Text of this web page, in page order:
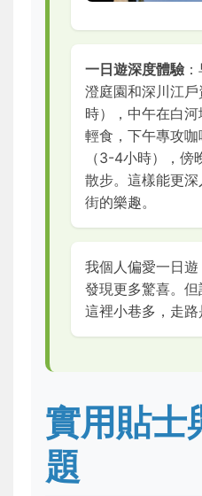
一日遊深度體驗
澄庭園和深川江
時），中午在白
輕食，下午專攻
（3-4小時），傍
散步。這樣能更
街的樂趣。
我個人偏愛一日
發現更多驚喜。但
這裡小巷多，走路
實用貼士
題